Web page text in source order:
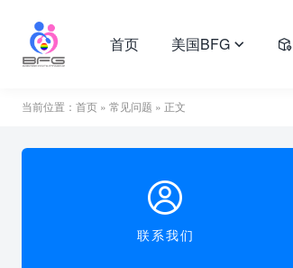
首页 美国BFG  
当前位置： 首页 » 常见问题 » 正文

联系我们